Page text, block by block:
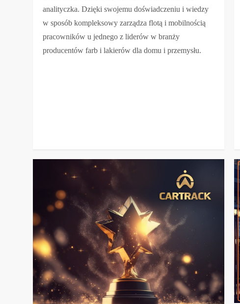
analityczka. Dzięki swojemu doświadczeniu i wiedzy
w sposób kompleksowy zarządza flotą i mobilnością
pracowników u jednego z liderów w branży
producentów farb i lakierów dla domu i przemysłu.